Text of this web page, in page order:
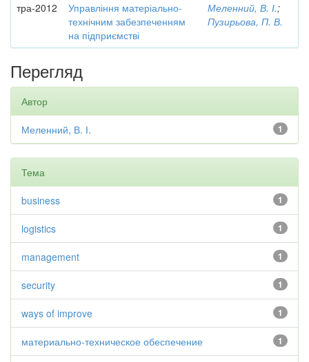
тра-2012
Управління матеріально-
технічним забезпеченням
на підприємстві
Меленний, В. І.;
Пузирьова, П. В.
Перегляд
Автор
1
Меленний, В. І.
Тема
1
business
1
logistics
1
management
1
security
1
ways of improve
1
материально-техническое обеспечение